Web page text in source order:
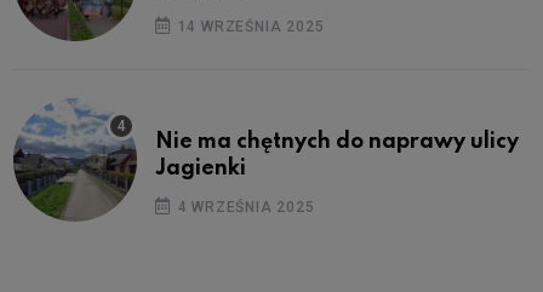
14 WRZEŚNIA 2025
Nie ma chętnych do naprawy ulicy
Jagienki
4 WRZEŚNIA 2025